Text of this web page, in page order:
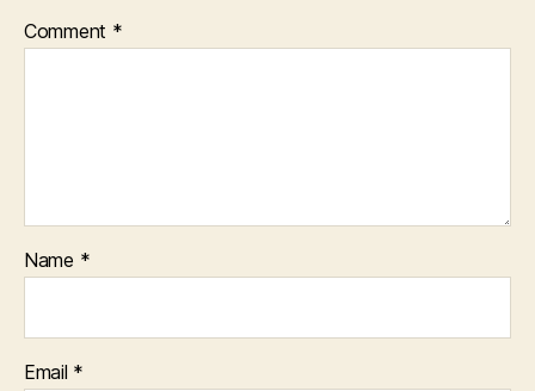
Comment *
Name *
Email *